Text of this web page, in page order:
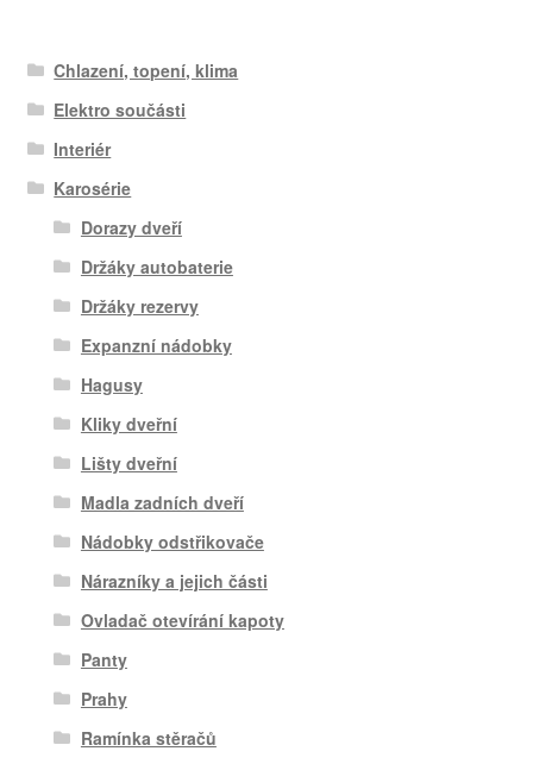
Chlazení, topení, klima
Elektro součásti
Interiér
Karosérie
Dorazy dveří
Držáky autobaterie
Držáky rezervy
Expanzní nádobky
Hagusy
Kliky dveřní
Lišty dveřní
Madla zadních dveří
Nádobky odstřikovače
Nárazníky a jejich části
Ovladač otevírání kapoty
Panty
Prahy
Ramínka stěračů